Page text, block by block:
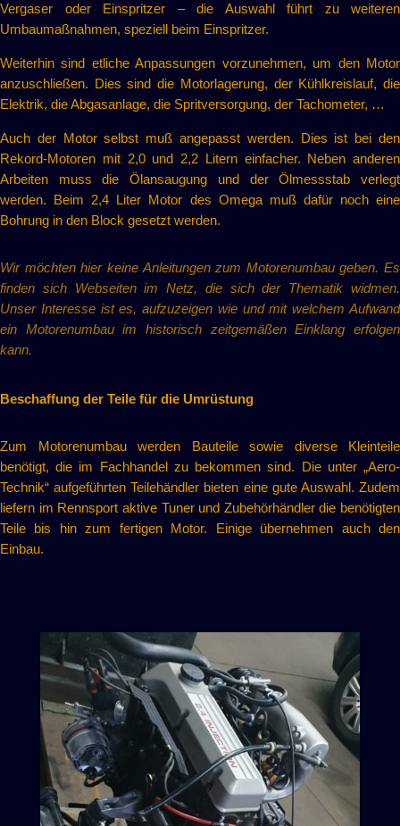
Vergaser oder Einspritzer – die Auswahl führt zu weiteren
Umbaumaßnahmen, speziell beim Einspritzer.
Weiterhin sind etliche Anpassungen vorzunehmen, um den Motor
anzuschließen. Dies sind die Motorlagerung, der Kühlkreislauf, die
Elektrik, die Abgasanlage, die Spritversorgung, der Tachometer, …
Auch der Motor selbst muß angepasst werden. Dies ist bei den
Rekord-Motoren mit 2,0 und 2,2 Litern einfacher. Neben anderen
Arbeiten muss die Ölansaugung und der Ölmessstab verlegt
werden. Beim 2,4 Liter Motor des Omega muß dafür noch eine
Bohrung in den Block gesetzt werden.
Wir möchten hier keine Anleitungen zum Motorenumbau geben. Es
finden sich Webseiten im Netz, die sich der Thematik widmen.
Unser Interesse ist es, aufzuzeigen wie und mit welchem Aufwand
ein Motorenumbau im historisch zeitgemäßen Einklang erfolgen
kann.
Beschaffung der Teile für die Umrüstung
Zum Motorenumbau werden Bauteile sowie diverse Kleinteile
benötigt, die im Fachhandel zu bekommen sind. Die unter „Aero-
Technik“ aufgeführten Teilehändler bieten eine gute Auswahl. Zudem
liefern im Rennsport aktive Tuner und Zubehörhändler die benötigten
Teile bis hin zum fertigen Motor. Einige übernehmen auch den
Einbau.